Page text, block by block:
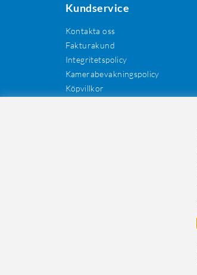
Kundservice
Kontakta oss
Fakturakund
Integritetspolicy
Kamerabevakningspolicy
Köpvillkor